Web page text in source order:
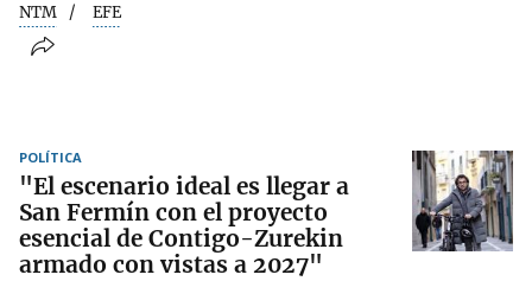
NTM EFE
POLÍTICA
"El escenario ideal es llegar a
San Fermín con el proyecto
esencial de Contigo-Zurekin
armado con vistas a 2027"